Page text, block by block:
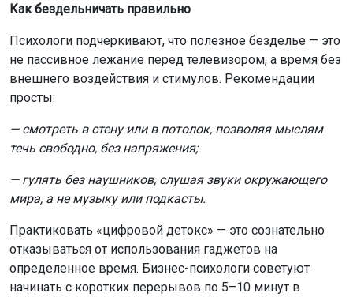
Как бездельничать правильно
Психологи подчеркивают, что полезное безделье — это
не пассивное лежание перед телевизором, а время без
внешнего воздействия и стимулов. Рекомендации
просты:
— смотреть в стену или в потолок, позволяя мыслям
течь свободно, без напряжения;
— гулять без наушников, слушая звуки окружающего
мира, а не музыку или подкасты.
Практиковать «цифровой детокс» — это сознательно
отказываться от использования гаджетов на
определенное время. Бизнес-психологи советуют
начинать с коротких перерывов по 5–10 минут в